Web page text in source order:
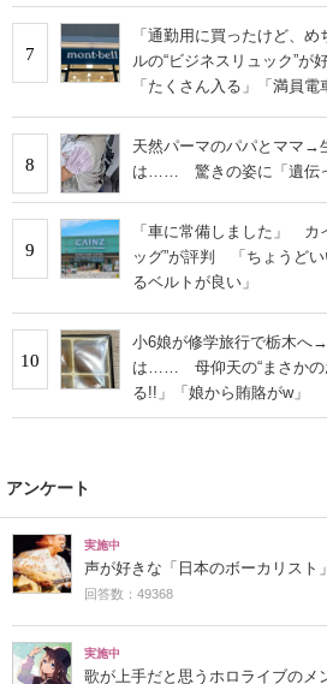
7
「通勤用に買ったけど、
ルの“ビジネスリュック”が
「たくさん入る」「満員電
8
天然パーマのパパとママ→
は…… 驚きの姿に「遺伝っ
9
「車に常備しました」 カ
ッグ”が評判 「ちょうど
るベルトが良い」
10
小6娘が修学旅行で栃木へ
は…… 母仰天の“まさかの
る!!」「娘から賄賂がw」
アンケート
実施中
声が好きな「日本のボーカリスト
回答数：49368
実施中
歌が上手だと思うホロライブのメ